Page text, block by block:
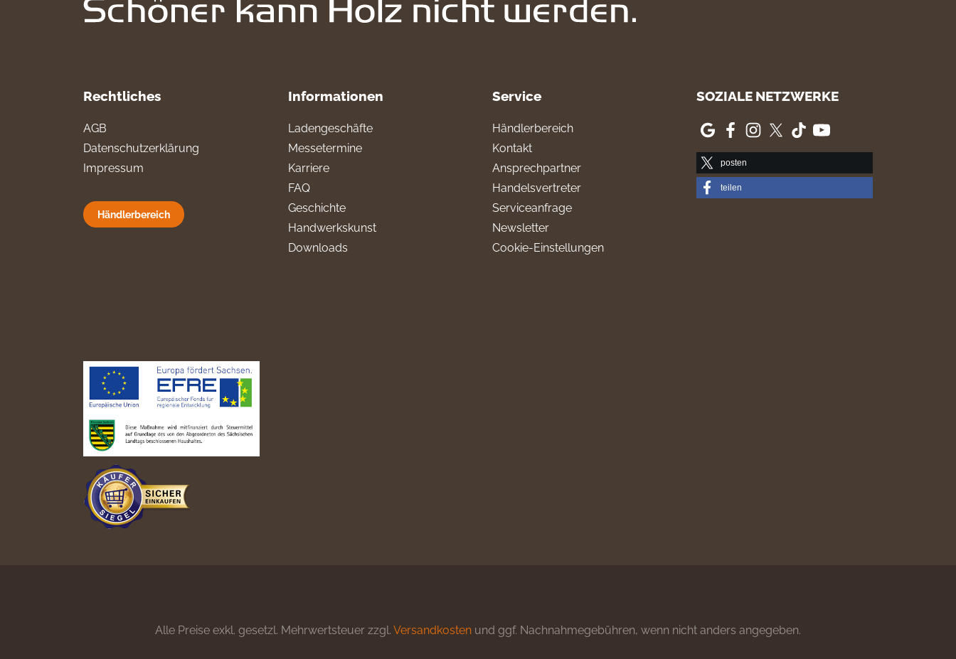
Rechtliches
AGB
Datenschutzerklärung
Impressum
Händlerbereich
Informationen
Ladengeschäfte
Messetermine
Karriere
FAQ
Geschichte
Handwerkskunst
Downloads
Service
Händlerbereich
Kontakt
Ansprechpartner
Handelsvertreter
Serviceanfrage
Newsletter
Cookie-Einstellungen
SOZIALE NETZWERKE
posten
teilen
Alle Preise exkl. gesetzl. Mehrwertsteuer zzgl. Versandkosten und ggf. Nachnahmegebühren, wenn nicht anders angegeben.